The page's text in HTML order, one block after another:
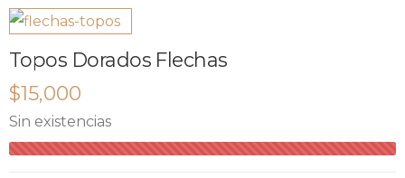
Topos Dorados Flechas
$15,000
Sin existencias